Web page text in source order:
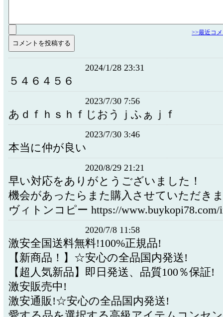
>>最近コ
2024/1/28 23:31
５４６４５６
2023/7/30 7:56
あｄｆｈｓｈｆじおうｊふぁｊｆ
2023/7/30 3:46
本当に仲が良い
2020/8/29 21:21
早い対応をありがとうございました！
機会があったらまた購入させていただき
ヴィトンコピー https://www.buykopi78.com/
2020/7/8 11:58
激安全国送料無料!100%正規品!
【新商品！】☆安心の全品国内発送!
【超人気新品】即日発送、品質100％保証!
激安販売中!
激安通販!☆安心の全品国内発送!